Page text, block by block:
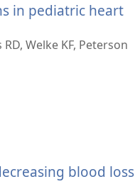
in pediatric heart
RD, Welke KF, Peterson
blood loss